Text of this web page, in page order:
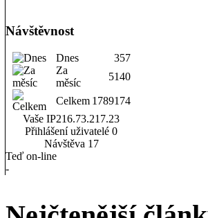
Návštěvnost
Dnes
357
Za
měsíc
5140
Celkem 1789174
Vaše IP216.73.217.23
Přihlášení uživatelé 0
Návštěva 17
Teď on-line
-